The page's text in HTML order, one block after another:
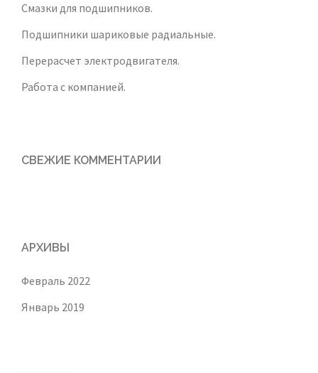
Смазки для подшипников.
Подшипники шариковые радиальные.
Перерасчет электродвигателя.
Работа с компанией.
СВЕЖИЕ КОММЕНТАРИИ
АРХИВЫ
Февраль 2022
Январь 2019